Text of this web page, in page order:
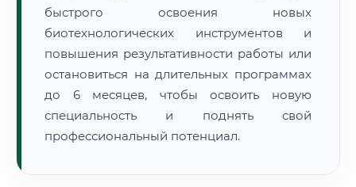
быстрого освоения новых
биотехнологических инструментов и
повышения результативности работы или
остановиться на длительных программах
до 6 месяцев, чтобы освоить новую
специальность и поднять свой
профессиональный потенциал.